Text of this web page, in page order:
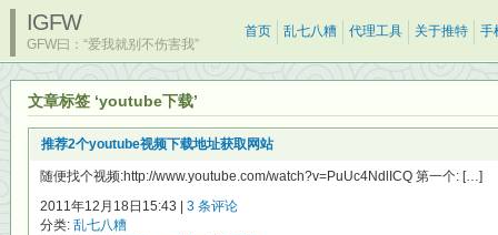
IGFW
GFW曰：“爱我就别不伤害我”
首页 乱七八糟 代理工具 关于推特 手
文章标签 ‘youtube下载’
推荐2个youtube视频下载地址获取网站
随便找个视频:http://www.youtube.com/watch?v=PuUc4NdlICQ 第一个: […]
2011年12月18日15:43 | 3 条评论
分类: 乱七八糟